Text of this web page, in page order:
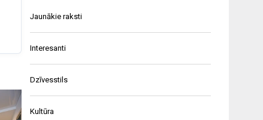
Jaunākie raksti
Interesanti
Dzīvesstils
Kultūra